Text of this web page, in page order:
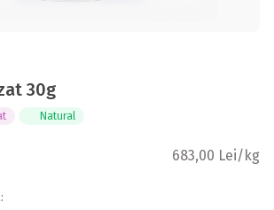
30g
Natural
683,00 Lei/kg